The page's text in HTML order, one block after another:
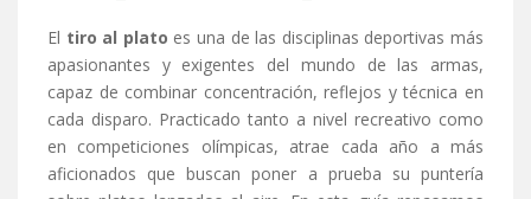
El tiro al plato es una de las disciplinas deportivas más
apasionantes y exigentes del mundo de las armas,
capaz de combinar concentración, reflejos y técnica en
cada disparo. Practicado tanto a nivel recreativo como
en competiciones olímpicas, atrae cada año a más
aficionados que buscan poner a prueba su puntería